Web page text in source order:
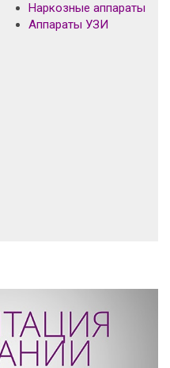
Наркозные аппараты
Аппараты УЗИ